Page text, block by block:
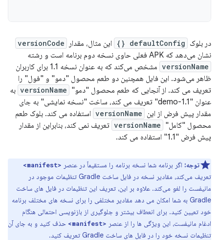
در بلوک defaultConfig {} این مثال، مقدار versionCode
نشان می‌دهد که APK فعلی حاوی نسخه دوم برنامه است و رشته
versionName
مشخص می‌کند که به عنوان نسخه 1.1 برای کاربران
ظاهر می‌شود. این فایل همچنین دو طعم محصول "دمو" و "فول" را
تعریف می کند. از آنجایی که طعم محصول "دمو" versionName به
عنوان "1.1-demo" تعریف می کند، ساخت "نسخه نمایشی" به جای
مقدار پیش فرض از این versionName استفاده می کند. بلوک طعم
محصول "کامل" versionName تعریف نمی کند، بنابراین از مقدار
پیش فرض "1.1" استفاده می کند.
توجه: اگر برنامه شما نسخه برنامه را مستقیماً در عنصر <manifest>
تعریف می‌کند، مقادیر نسخه در فایل ساخت Gradle تنظیمات موجود در
مانیفست را لغو می‌کند. علاوه بر این، تعریف این تنظیمات در فایل های ساخت
Gradle به شما امکان می دهد مقادیر مختلفی را برای نسخه های مختلف برنامه
خود تعیین کنید. برای انعطاف بیشتر و جلوگیری از بازنویسی احتمالی هنگام
ادغام مانیفست، این ویژگی ها را از عنصر <manifest>
حذف کنید و به جای آن
تنظیمات نسخه خود را در فایل های ساخت Gradle تعریف کنید.